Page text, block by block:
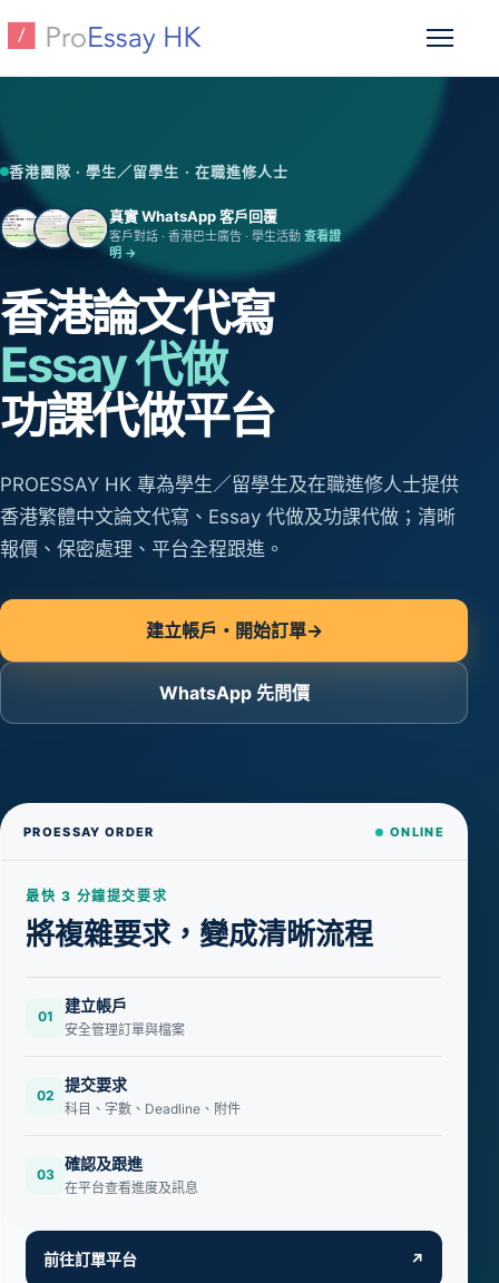
香港團隊 · 學生／留學生 · 在職進修人士
真實 WhatsApp 客戶回覆
客戶對話 · 香港巴士廣告 · 學生活動 查看證
明 →
香港論文代寫
Essay 代做
功課代做平台
PROESSAY HK 專為學生／留學生及在職進修人士提供
香港繁體中文論文代寫、Essay 代做及功課代做；清晰
報價、保密處理、平台全程跟進。
建立帳戶・開始訂單→
WhatsApp 先問價
PROESSAY ORDER ONLINE
最快 3 分鐘提交要求
將複雜要求，變成清晰流程
01
建立帳戶
安全管理訂單與檔案
02
提交要求
科目、字數、Deadline、附件
03
確認及跟進
在平台查看進度及訊息
前往訂單平台 ↗